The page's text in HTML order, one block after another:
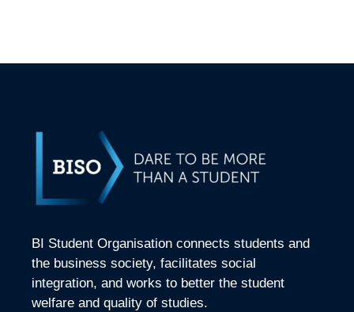
BI Student Organisation connects students and
the business society, facilitates social
integration, and works to better the student
welfare and quality of studies.